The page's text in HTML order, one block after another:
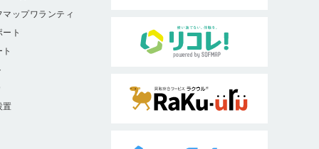
ップワランティ
ト
置